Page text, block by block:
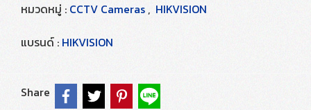
หมวดหมู่ : CCTV Cameras , HIKVISION
แบรนด์ : HIKVISION
Share